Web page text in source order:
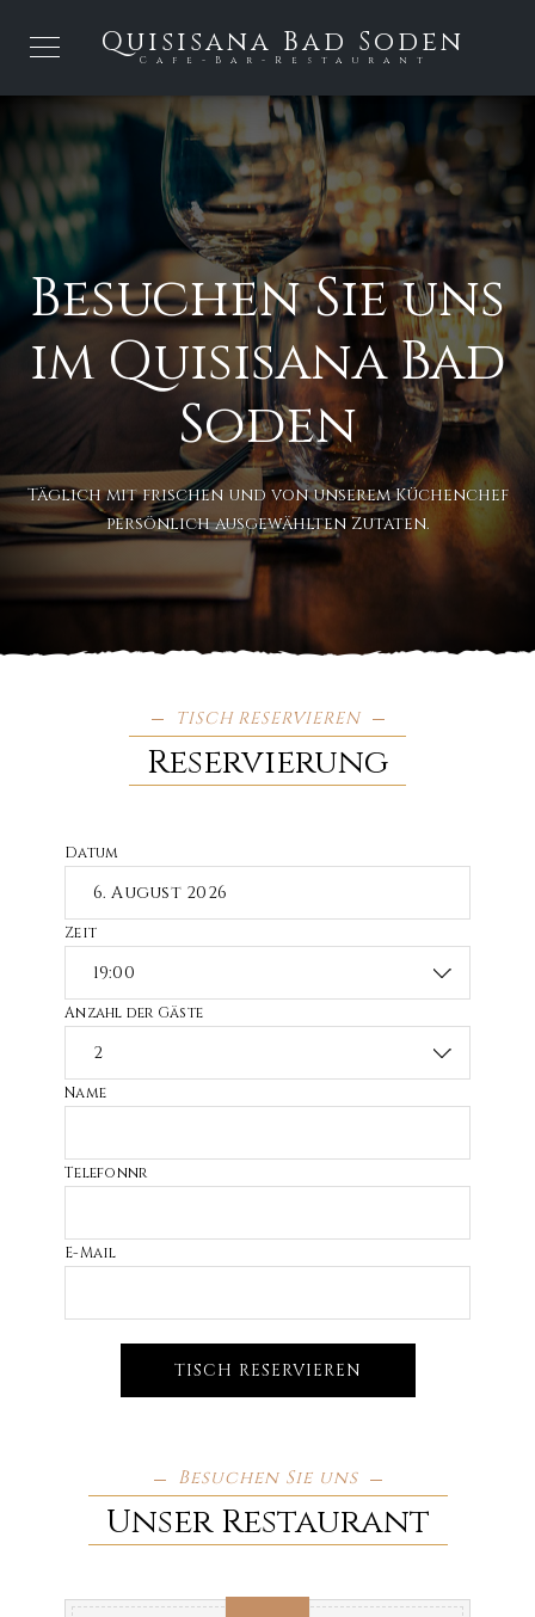
Quisisana Bad Soden
Cafe-Bar-Restaurant
Besuchen Sie uns
im Quisisana Bad
Soden
Täglich mit frischen und von unserem Küchenchef
persönlich ausgewählten Zutaten.
TISCH RESERVIEREN
Reservierung
Datum
Zeit
Anzahl der Gäste
Name
Telefonnr
E-Mail
TISCH RESERVIEREN
Besuchen Sie uns
Unser Restaurant